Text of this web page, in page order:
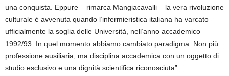
una conquista. Eppure – rimarca Mangiacavalli – la vera rivoluzione
culturale è avvenuta quando l’infermieristica italiana ha varcato
ufficialmente la soglia delle Università, nell’anno accademico
1992/93. In quel momento abbiamo cambiato paradigma. Non più
professione ausiliaria, ma disciplina accademica con un oggetto di
studio esclusivo e una dignità scientifica riconosciuta”.